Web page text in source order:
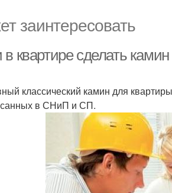
заинтересовать
квартире сделать камин
классический камин для
в СНиП и СП.